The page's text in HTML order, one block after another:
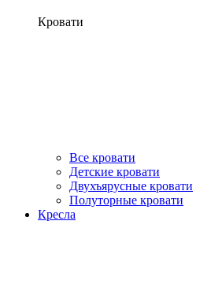
Кровати
Все кровати
Детские кровати
Двухъярусные кровати
Полуторные кровати
Кресла